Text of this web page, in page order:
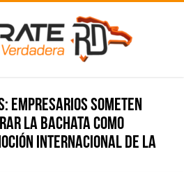
Empresarios someten
la bachata como
internacional de la